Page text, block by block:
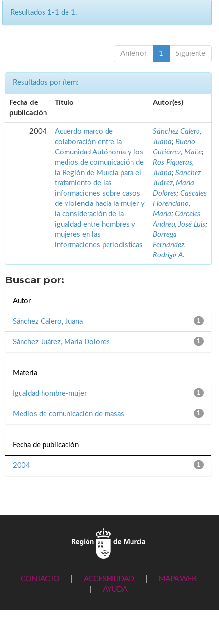
Resultados 1-1 de 1.
Anterior 1 Siguiente
Resultados por ítem:
Fecha de
publicación
Título Autor(es)
2004
Acuerdo marco de
colaboración entre la
Comunidad Autónoma y los
medios de comunicación de
la Región de Murcia para el
tratamiento de las
informaciones sobre casos
de violencia hacia la mujer y
la consideración de la
igualdad entre hombres y
mujeres en las
informaciones periodísticas
Sánchez Calero,
Juana; Bueno
Gutiérrez, Maite;
Ros Piqueras,
Juana; Sánchez
Juárez, María
Dolores; Cascales
Florenciano,
María; Cárceles
Andreu, José Luis;
Borrega
Fernández,
Rodrigo A.
Buscar por:
Autor
1
Sánchez Calero, Juana
1
Sánchez Juárez, María Dolores
Materia
1
Igualdad hombre-mujer
1
Medios de comunicación de masas
Fecha de publicación
1
2004
CONTACTO ACCESIBILIDAD
MAPA WEB
AYUDA